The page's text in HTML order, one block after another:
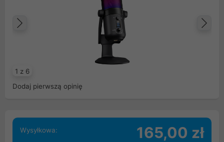
1 z 6
Dodaj pierwszą opinię
Wysyłkowa: 165,00 zł